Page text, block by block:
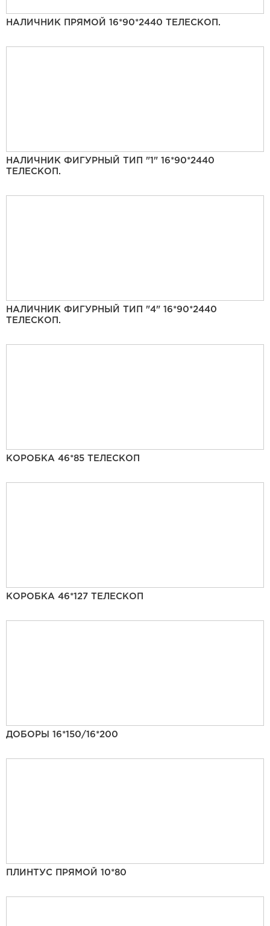
НАЛИЧНИК ПРЯМОЙ 16*90*2440 ТЕЛЕСКОП.
НАЛИЧНИК ФИГУРНЫЙ ТИП "1" 16*90*2440
ТЕЛЕСКОП.
НАЛИЧНИК ФИГУРНЫЙ ТИП "4" 16*90*2440
ТЕЛЕСКОП.
КОРОБКА 46*85 ТЕЛЕСКОП
КОРОБКА 46*127 ТЕЛЕСКОП
ДОБОРЫ 16*150/16*200
ПЛИНТУС ПРЯМОЙ 10*80